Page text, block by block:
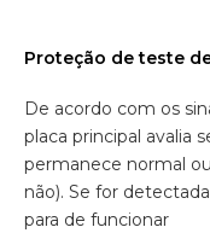
Proteção de teste
De acordo com os
placa principal avalia
permanece normal
não). Se for
para de funcionar